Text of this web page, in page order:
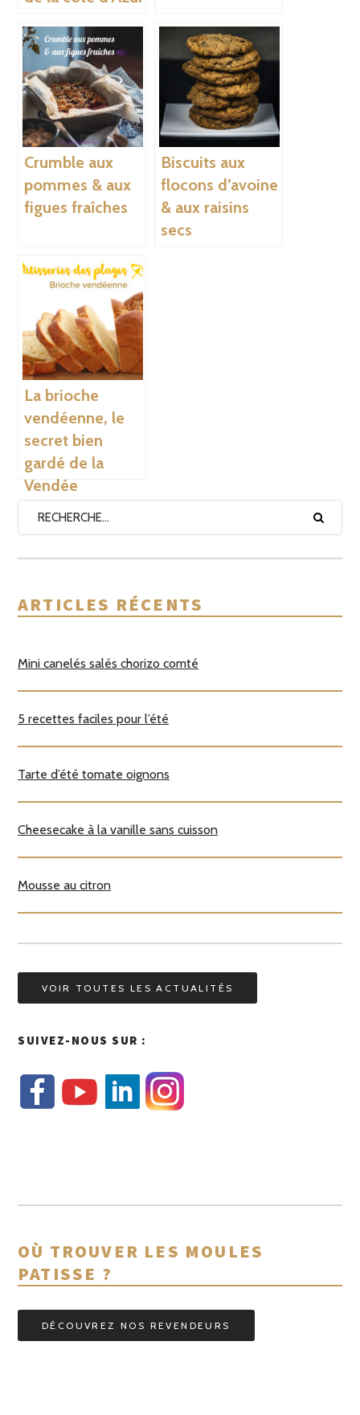
Crumble aux
pommes & aux
figues fraîches
Biscuits aux
flocons d’avoine
& aux raisins
secs
La brioche
vendéenne, le
secret bien
gardé de la
Vendée
ARTICLES RÉCENTS
Mini canelés salés chorizo comté
5 recettes faciles pour l’été
Tarte d’été tomate oignons
Cheesecake à la vanille sans cuisson
Mousse au citron
VOIR TOUTES LES ACTUALITÉS
SUIVEZ-NOUS SUR :
OÙ TROUVER LES MOULES
PATISSE ?
DÉCOUVREZ NOS REVENDEURS